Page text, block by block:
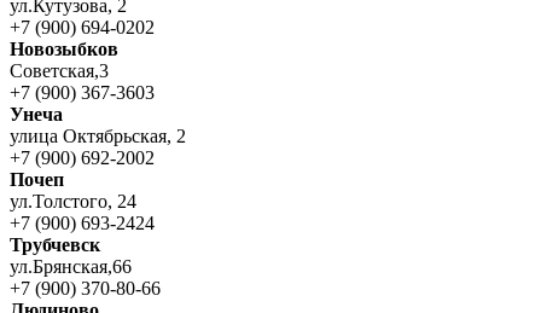
ул.Кутузова, 2
+7 (900) 694-0202
Новозыбков
Советская,3
+7 (900) 367-3603
Унеча
улица Октябрьская, 2
+7 (900) 692-2002
Почеп
ул.Толстого, 24
+7 (900) 693-2424
Трубчевск
ул.Брянская,66
+7 (900) 370-80-66